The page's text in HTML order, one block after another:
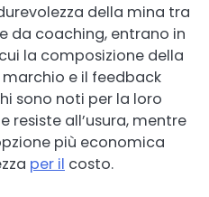
della mina tra
da coaching, entrano in
la composizione della
e il feedback
sono noti per la loro
all’usura, mentre
più economica
per il costo.